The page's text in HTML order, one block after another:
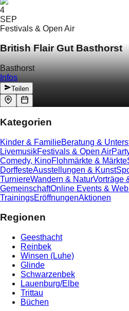
4
SEP
Festivals & Open Air
British Flair Gut Basthorst
Basthorst
Infos
Teilen
Kategorien
Kinder & FamilieBeratung &
LivemusikFestivals & Open Air
Comedy, KinoFlohmärkte & Märkte
DorffesteAusstellungen & Kunst
TurniereWandern & NaturVorträge
GemeinschaftOnline Events &
TrainingsEröffnungenAktionen
Regionen
Geesthacht
Reinbek
Winsen (Luhe)
Glinde
Schwarzenbek
Lauenburg/Elbe
Trittau
Büchen